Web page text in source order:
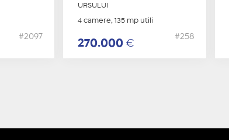
#2097
URSULUI
4 camere, 135 mp utili
270.000€
#258